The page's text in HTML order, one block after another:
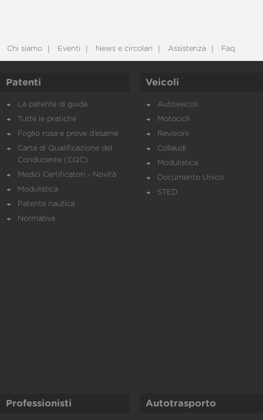
Chi siamo Eventi News e circolari Assistenza Faq
Patenti
La patente di guida
Tutte le pratiche
Foglio rosa e prove d’esame
Carta di Qualificazione del
Conducente (CQC)
Medici Certificatori - Novità
Modulistica
Patente nautica
Normativa
Veicoli
Autoveicoli
Motocicli
Revisioni
Collaudi
Modulistica
Documento Unico
STED
Professionisti Autotrasporto